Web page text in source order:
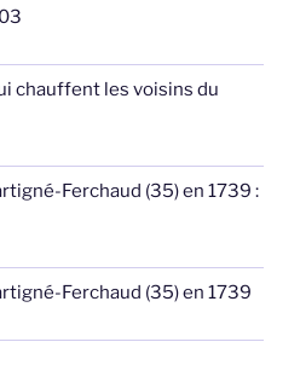
chauffent les voisins du
Ferchaud (35) en 1739 :
Ferchaud (35) en 1739